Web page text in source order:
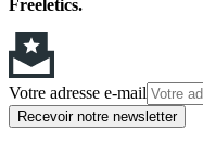
Freeletics.
Votre adresse e-mail
Recevoir notre newsletter